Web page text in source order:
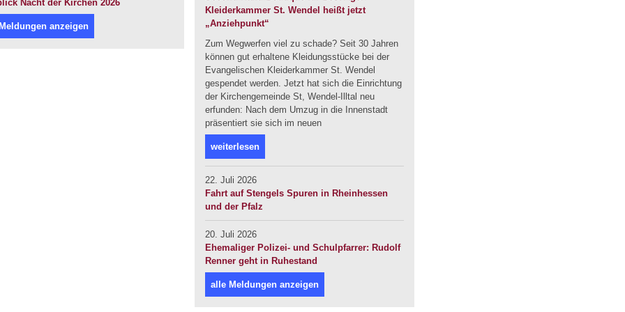
Nacht der Kirchen 2026
anzeigen
Kleiderkammer St. Wendel heißt jetzt
„Anziehpunkt“
Zum Wegwerfen viel zu schade? Seit 30 Jahren
können gut erhaltene Kleidungsstücke bei der
Evangelischen Kleiderkammer St. Wendel
gespendet werden. Jetzt hat sich die Einrichtung
der Kirchengemeinde St, Wendel-Illtal neu
erfunden: Nach dem Umzug in die Innenstadt
präsentiert sie sich im neuen
weiterlesen
22. Juli 2026
Fahrt auf Stengels Spuren in Rheinhessen
und der Pfalz
20. Juli 2026
Ehemaliger Polizei- und Schulpfarrer: Rudolf
Renner geht in Ruhestand
alle Meldungen anzeigen